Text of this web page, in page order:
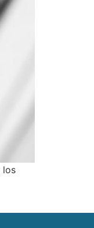
los